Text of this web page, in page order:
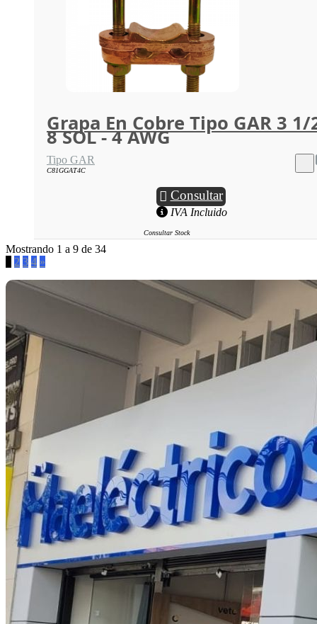
Grapa En Cobre Tipo GAR 3
8 SOL - 4 AWG
Tipo GAR
C81GGAT4C
Consultar
IVA Incluido
Consultar Stock
Mostrando 1 a 9 de 34
2 3 4 »